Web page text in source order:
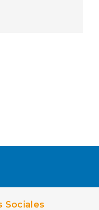
Sociales